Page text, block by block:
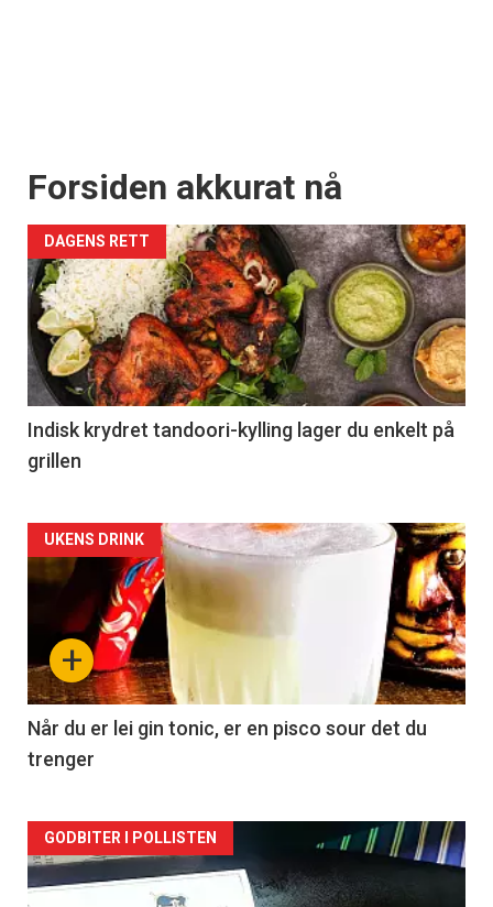
Forsiden akkurat nå
DAGENS RETT
Indisk krydret tandoori-kylling lager du enkelt på
grillen
Forsiden
akkurat
nå
-
2
+
UKENS DRINK
Når du er lei gin tonic, er en pisco sour det du
trenger
Forsiden
akkurat
GODBITER I POLLISTEN